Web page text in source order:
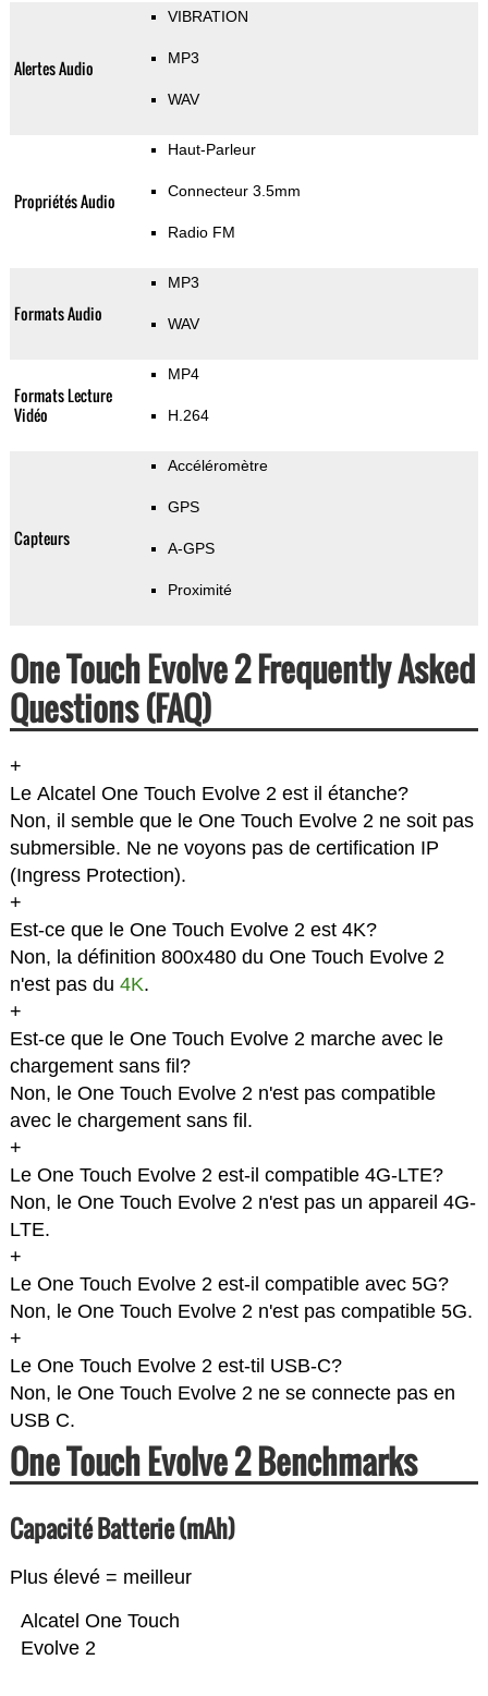
Alertes Audio
VIBRATION
MP3
WAV
Propriétés Audio
Haut-Parleur
Connecteur 3.5mm
Radio FM
Formats Audio
MP3
WAV
Formats Lecture
Vidéo
MP4
H.264
Capteurs
Accéléromètre
GPS
A-GPS
Proximité
One Touch Evolve 2 Frequently Asked
Questions (FAQ)
+
Le Alcatel One Touch Evolve 2 est il étanche?
Non, il semble que le One Touch Evolve 2 ne soit pas
submersible. Ne ne voyons pas de certification IP
(Ingress Protection).
+
Est-ce que le One Touch Evolve 2 est 4K?
Non, la définition 800x480 du One Touch Evolve 2
n'est pas du 4K.
+
Est-ce que le One Touch Evolve 2 marche avec le
chargement sans fil?
Non, le One Touch Evolve 2 n'est pas compatible
avec le chargement sans fil.
+
Le One Touch Evolve 2 est-il compatible 4G-LTE?
Non, le One Touch Evolve 2 n'est pas un appareil 4G-
LTE.
+
Le One Touch Evolve 2 est-il compatible avec 5G?
Non, le One Touch Evolve 2 n'est pas compatible 5G.
+
Le One Touch Evolve 2 est-til USB-C?
Non, le One Touch Evolve 2 ne se connecte pas en
USB C.
One Touch Evolve 2 Benchmarks
Capacité Batterie (mAh)
Plus élevé = meilleur
Alcatel One Touch
Evolve 2